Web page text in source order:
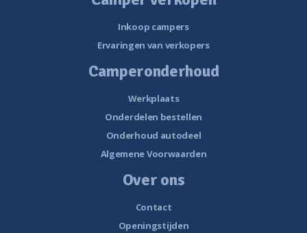
Inkoop campers
Ervaringen van verkopers
Camperonderhoud
Werkplaats
Onderdelen bestellen
Onderhoud autodeel
Algemene Voorwaarden
Over ons
Contact
Openingstijden